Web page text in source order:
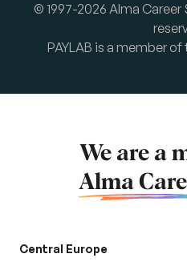
© 1997-2026 Alma Career
PAYLAB is a member of
We are a
Alma
Central Europe